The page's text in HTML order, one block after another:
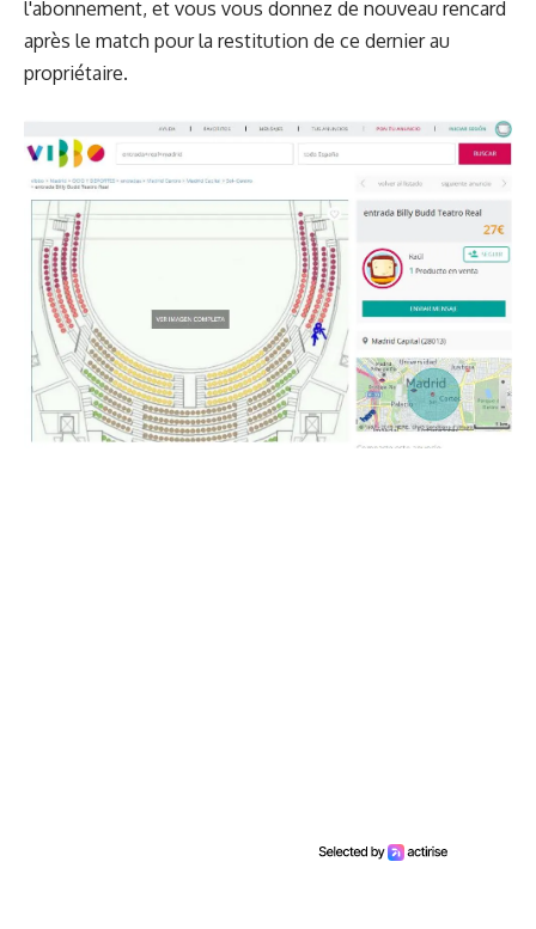
l'abonnement, et vous vous donnez de nouveau rencard
après le match pour la restitution de ce dernier au
propriétaire.